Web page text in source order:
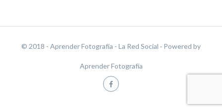
© 2018 - Aprender Fotografía - La Red Social · Powered by
Aprender Fotografía